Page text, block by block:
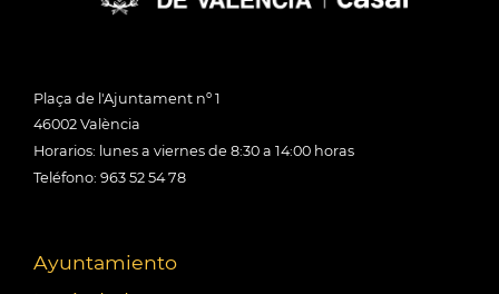
Plaça de l'Ajuntament nº 1
46002 València
Horarios: lunes a viernes de 8:30 a 14:00 horas
Teléfono: 963 52 54 78
Ayuntamiento